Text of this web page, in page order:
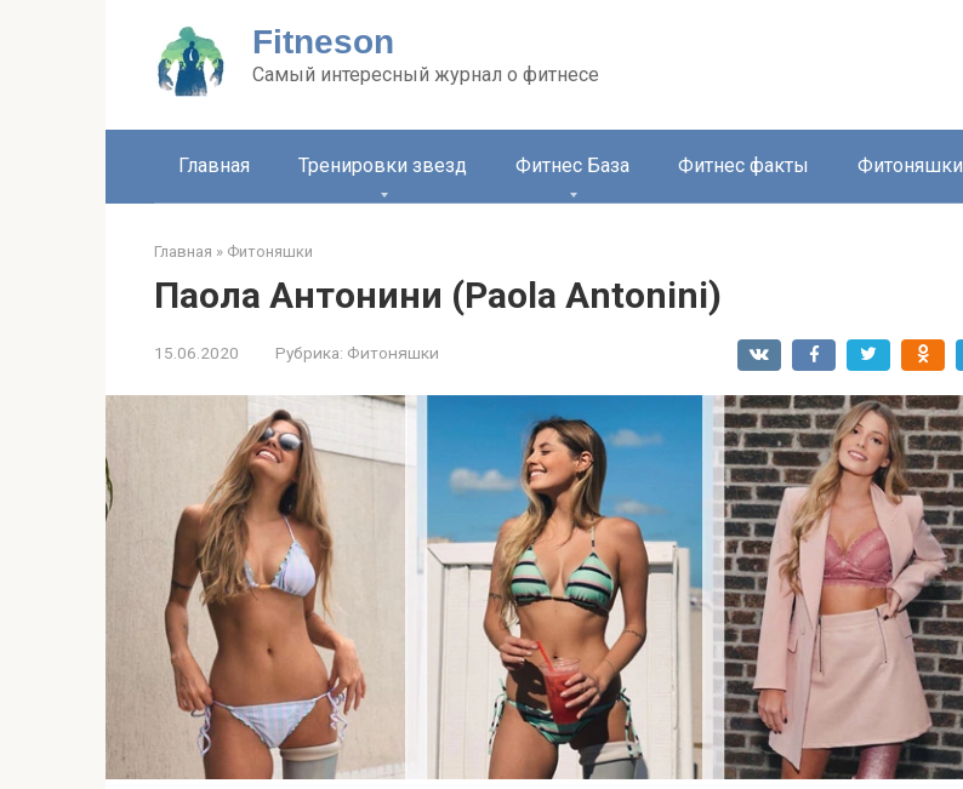
Fitneson
Самый интересный журнал о фитнесе
Главная Тренировки звезд Фитнес База Фитнес факты Фитоняшки
Главная » Фитоняшки
Паола Антонини (Paola Antonini)
15.06.2020 Рубрика: Фитоняшки